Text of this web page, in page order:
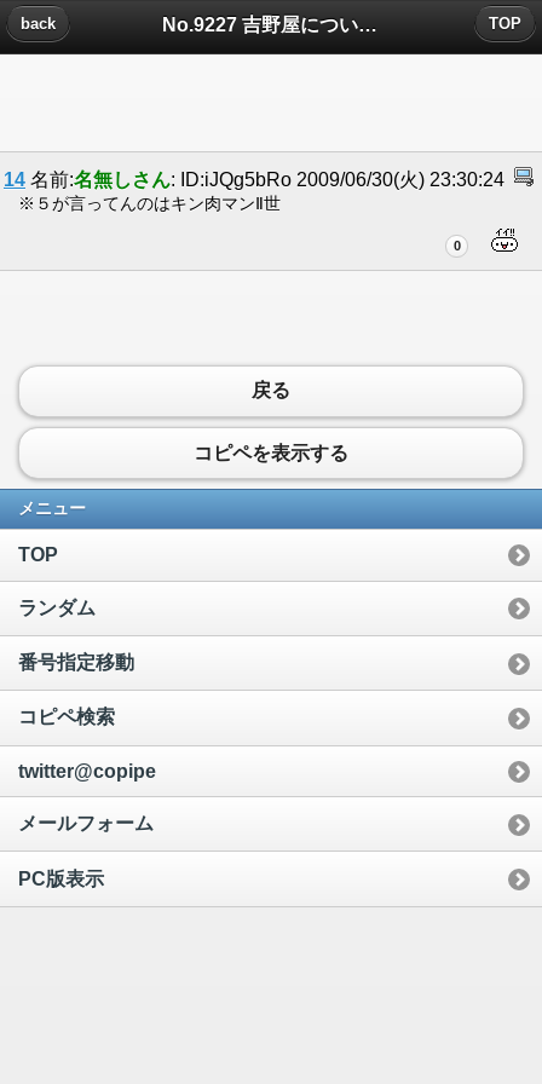
No.9227 吉野屋についたコメント
back TOP
14 名前:名無しさん: ID:iJQg5bRo 2009/06/30(火) 23:30:24
※５が言ってんのはキン肉マンⅡ世
0
戻る
コピペを表示する
メニュー
TOP
ランダム
番号指定移動
コピペ検索
twitter@copipe
メールフォーム
PC版表示